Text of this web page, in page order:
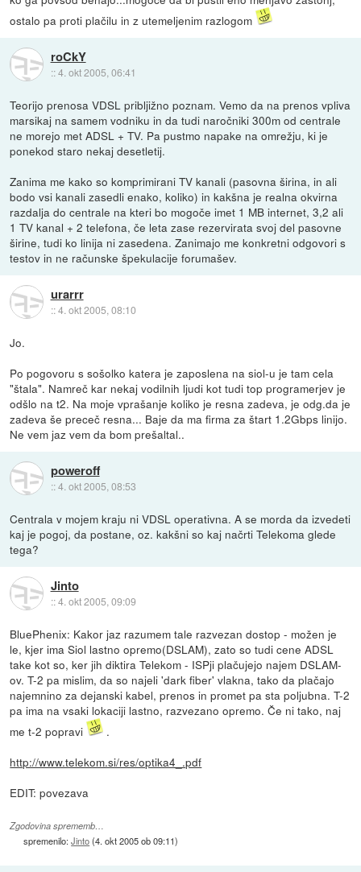
ostalo pa proti plačilu in z utemeljenim razlogom
roCkY
::4. okt 2005, 06:41
Teorijo prenosa VDSL pribljižno poznam. Vemo da na prenos vpliva
marsikaj na samem vodniku in da tudi naročniki 300m od centrale
ne morejo met ADSL + TV. Pa pustmo napake na omrežju, ki je
ponekod staro nekaj desetletij.
Zanima me kako so komprimirani TV kanali (pasovna širina, in ali
bodo vsi kanali zasedli enako, koliko) in kakšna je realna okvirna
razdalja do centrale na kteri bo mogoče imet 1 MB internet, 3,2 ali
1 TV kanal + 2 telefona, če leta zase rezervirata svoj del pasovne
širine, tudi ko linija ni zasedena. Zanimajo me konkretni odgovori s
testov in ne računske špekulacije forumašev.
urarrr
::4. okt 2005, 08:10
Jo.
Po pogovoru s sošolko katera je zaposlena na siol-u je tam cela
"štala". Namreč kar nekaj vodilnih ljudi kot tudi top programerjev je
odšlo na t2. Na moje vprašanje koliko je resna zadeva, je odg.da je
zadeva še preceč resna... Baje da ma firma za štart 1.2Gbps linijo.
Ne vem jaz vem da bom prešaltal..
poweroff
::4. okt 2005, 08:53
Centrala v mojem kraju ni VDSL operativna. A se morda da izvedeti
kaj je pogoj, da postane, oz. kakšni so kaj načrti Telekoma glede
tega?
Jinto
::4. okt 2005, 09:09
BluePhenix: Kakor jaz razumem tale razvezan dostop - možen je
le, kjer ima Siol lastno opremo(DSLAM), zato so tudi cene ADSL
take kot so, ker jih diktira Telekom - ISPji plačujejo najem DSLAM-
ov. T-2 pa mislim, da so najeli 'dark fiber' vlakna, tako da plačajo
najemnino za dejanski kabel, prenos in promet pa sta poljubna. T-2
pa ima na vsaki lokaciji lastno, razvezano opremo. Če ni tako, naj
me t-2 popravi
.
http://www.telekom.si/res/optika4_.pdf
EDIT: povezava
Zgodovina sprememb…
spremenilo:Jinto(4. okt 2005 ob 09:11)